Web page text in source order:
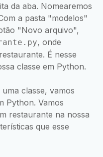
da aba. Nomearemos
a pasta "modelos"
"Novo arquivo",
, onde
É nesse
classe em Python.
classe, vamos
Python. Vamos
restaurante na nossa
que esse